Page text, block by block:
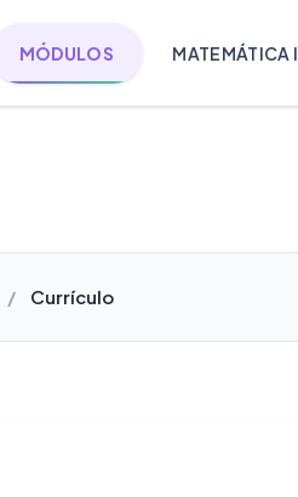
MÓDULOS MATEMÁTICA I.
Currículo